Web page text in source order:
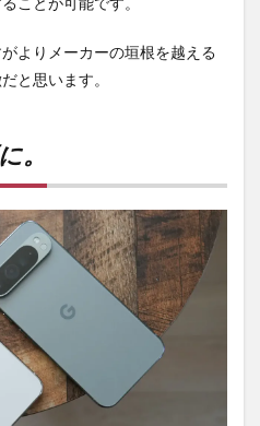
よりメーカーの垣根を越える
と思います。
。